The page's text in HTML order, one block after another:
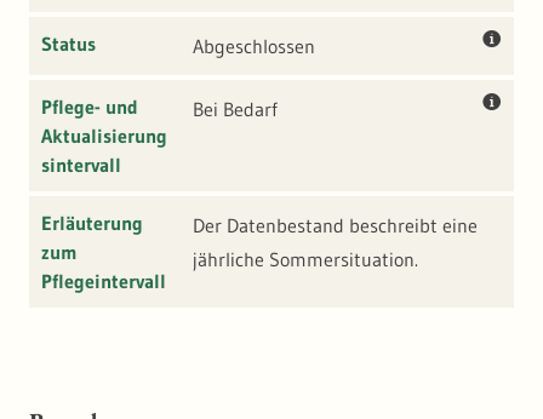
Status Abgeschlossen
Pflege- und
Aktualisierung
sintervall
Bei Bedarf
Erläuterung
zum
Pflegeintervall
Der Datenbestand beschreibt eine
jährliche Sommersituation.